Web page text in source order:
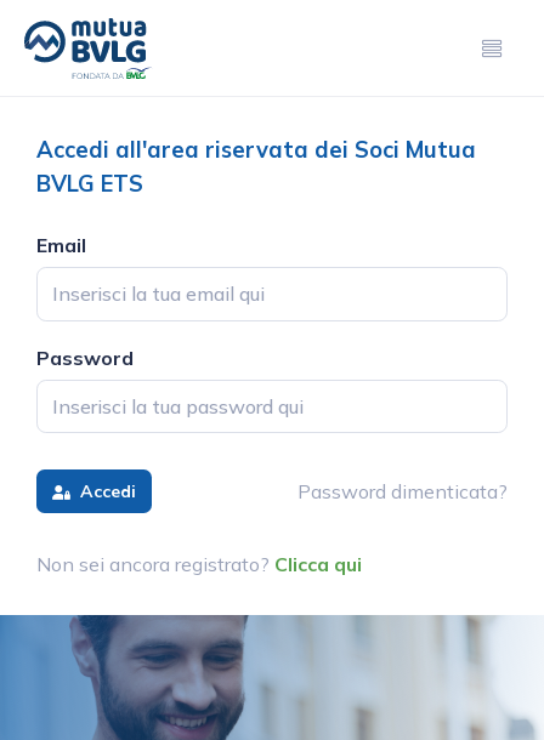
Accedi all'area riservata dei Soci Mutua
BVLG ETS
Email
Password
Accedi Password dimenticata?
Non sei ancora registrato? Clicca qui